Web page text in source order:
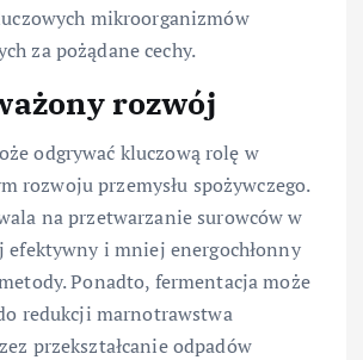
mikroorganizmów
za pożądane cechy.
rozwój
odgrywać kluczową rolę w
rozwoju przemysłu spożywczego.
na przetwarzanie surowców w
efektywny i mniej energochłonny
Ponadto, fermentacja może
redukcji marnotrawstwa
przekształcanie odpadów